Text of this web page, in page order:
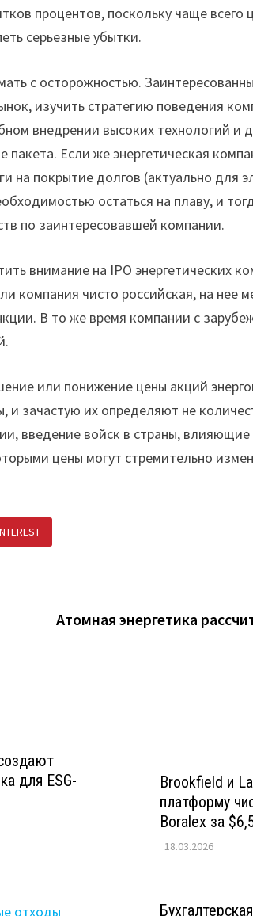
процентов, поскольку чаще всего
серьезные убытки.
с осторожностью.
изучить стратегию поведения
внедрении высоких технологий и
Если же энергетическая
на покрытие долгов (актуально для
остаться на плаву, и
по заинтересовавшей компании.
внимание на IPO энергетических
компания чисто российская, на нее
В то же время компании с
или понижение цены акций
зачастую их определяют не
введение войск в страны,
цены могут стремительно
Атомная энергетика
для ESG-
Brookfield и
платформу
Boralex за
18.03.2026